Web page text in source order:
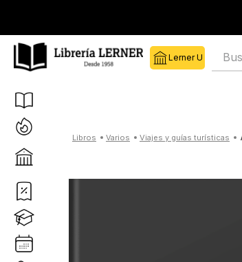
varios viajes y guías turísticas